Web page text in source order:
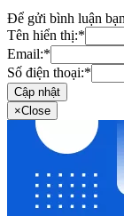
Để gửi bình luận
Tên hiển thị:*
Email:*
Số điện thoại:*
Cập nhật
×Close